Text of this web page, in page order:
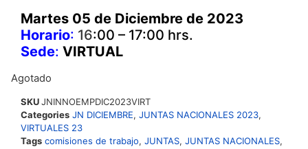
Martes 05 de Diciembre de 2023
Horario: 16:00 – 17:00 hrs.
Sede: VIRTUAL
Agotado
SKUJNINNOEMPDIC2023VIRT
Categories JN DICIEMBRE, JUNTAS NACIONALES 2023,
VIRTUALES 23
Tags comisiones de trabajo, JUNTAS, JUNTAS NACIONALES,